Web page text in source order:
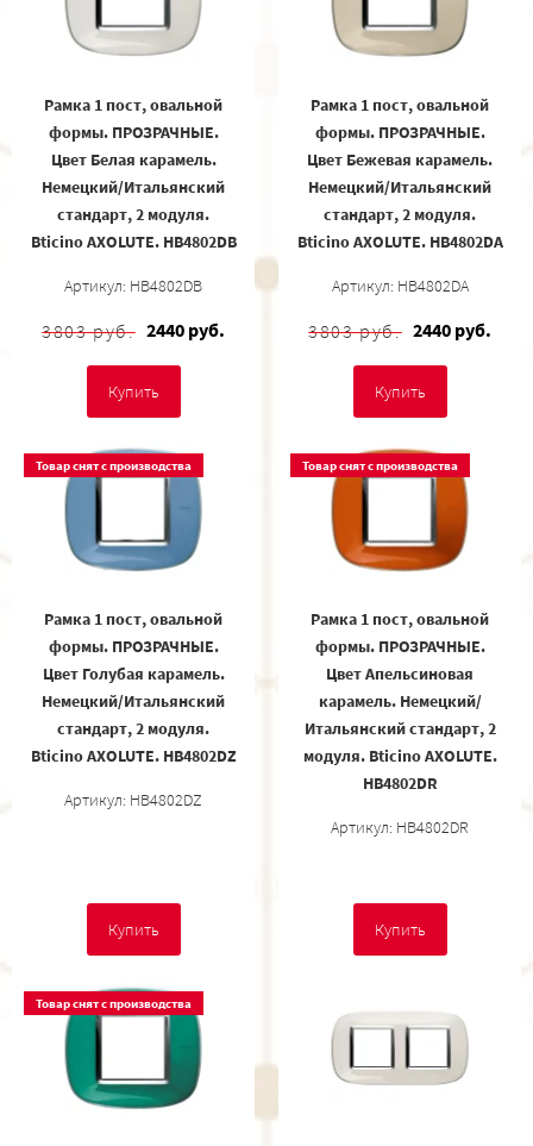
Рамка 1 пост, овальной
формы. ПРОЗРАЧНЫЕ.
Цвет Белая карамель.
Немецкий/Итальянский
стандарт, 2 модуля.
Bticino AXOLUTE. HB4802DB
Артикул: HB4802DB
3803 руб. 2440 руб.
Купить
Рамка 1 пост, овальной
формы. ПРОЗРАЧНЫЕ.
Цвет Бежевая карамель.
Немецкий/Итальянский
стандарт, 2 модуля.
Bticino AXOLUTE. HB4802DA
Артикул: HB4802DA
3803 руб. 2440 руб.
Купить
Товар снят с производства
Рамка 1 пост, овальной
формы. ПРОЗРАЧНЫЕ.
Цвет Голубая карамель.
Немецкий/Итальянский
стандарт, 2 модуля.
Bticino AXOLUTE. HB4802DZ
Артикул: HB4802DZ
Купить
Товар снят с производства
Рамка 1 пост, овальной
формы. ПРОЗРАЧНЫЕ.
Цвет Апельсиновая
карамель. Немецкий/
Итальянский стандарт, 2
модуля. Bticino AXOLUTE.
HB4802DR
Артикул: HB4802DR
Купить
Товар снят с производства